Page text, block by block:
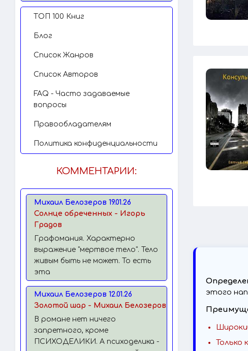
TОП 100 Книг
Блог
Список Жанров
Список Авторов
FAQ - Часто задаваемые
вопросы
Правообладателям
Политика конфиденциальности
КОММЕНТАРИИ:
Михаил Белозеров 19.01.26
Солнце обреченных - Игорь
Градов
Графомания. Характерно
выражение "мертвое тело". Тело
живым быть не может. То есть
эта
Михаил Белозеров 12.01.26
Золотой шар - Михаил Белозеров
В романе нет ничего
запретного, кроме
ПСИХОДЕЛИКИ. А психоделика -
этого
Только